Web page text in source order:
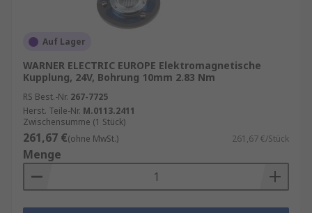
Der am häufigsten verwendete Typ ist die
Einphasenkupplung, die üblicherweise in
Sekundärantrieben, Textilmaschinen und in der
Verpackungsindustrie verwendet wird.
Auf Lager
WARNER ELECTRIC EUROPE Elektromagnetische
Kupplung, 24V, Bohrung 10mm 2.83 Nm
RS Best.-Nr. 267-7725
Herst. Teile-Nr. M.0113.2411
Zwischensumme (1 Stück)
261,67 €(ohne MwSt.) 261,67 €/Stück
Menge